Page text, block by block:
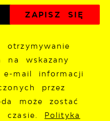
otrzymywanie
na wskazany
mail informacji
przez
może zostać
czasie. Polityka